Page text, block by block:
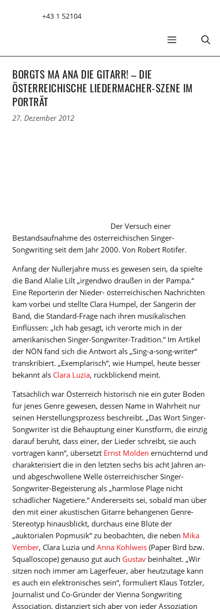
+43 1 52104
MENÜ
BORGTS MA ANA DIE GITARR! – DIE
ÖSTERREICHISCHE LIEDERMACHER-SZENE IM
PORTRÄT
27. Dezember 2012
Der Versuch einer
Bestandsaufnahme des österreichischen Singer-
Songwriting seit dem Jahr 2000. Von Robert Rotifer.
Anfang der Nullerjahre muss es gewesen sein, da spielte
die Band Alalie Lilt „irgendwo draußen in der Pampa.“
Eine Reporterin der Nieder- österreichischen Nachrichten
kam vorbei und stellte Clara Humpel, der Sängerin der
Band, die Standard-Frage nach ihren musikalischen
Einflüssen: „Ich hab gesagt, ich verorte mich in der
amerikanischen Singer-Songwriter-Tradition.“ Im Artikel
der NÖN fand sich die Antwort als „Sing-a-song-writer“
transkribiert. „Exemplarisch“, wie Humpel, heute besser
bekannt als Clara Luzia, rückblickend meint.
Tatsächlich war Österreich historisch nie ein guter Boden
für jenes Genre gewesen, dessen Name in Wahrheit nur
seinen Herstellungsprozess beschreibt. „Das Wort Singer-
Songwriter ist die Behauptung einer Kunstform, die einzig
darauf beruht, dass einer, der Lieder schreibt, sie auch
vortragen kann“, übersetzt Ernst Molden ernüchternd und
charakterisiert die in den letzten sechs bis acht Jahren an-
und abgeschwollene Welle österreichischer Singer-
Songwriter-Begeisterung als „harmlose Plage nicht
schädlicher Nagetiere.“ Andererseits sei, sobald man über
den mit einer akustischen Gitarre behangenen Genre-
Stereotyp hinausblickt, durchaus eine Blüte der
„auktorialen Popmusik“ zu beobachten, die neben Mika
Vember, Clara Luzia und Anna Kohlweis (Paper Bird bzw.
Squalloscope) genauso gut auch Gustav beinhaltet. „Wir
sitzen noch immer am Lagerfeuer, aber heutzutage kann
es auch ein elektronisches sein“, formuliert Klaus Totzler,
Journalist und Co-Gründer der Vienna Songwriting
Association, distanziert sich aber von jeder Assoziation